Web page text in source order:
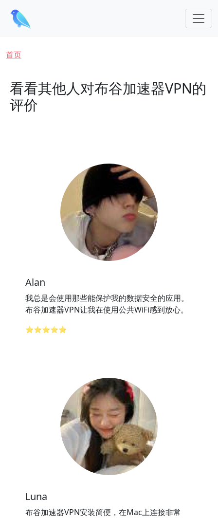
面包屑
首页
看看其他人对布谷加速器VPN的
评价
Alan
我总是会使用那些能保护我的数据安全的应用。
布谷加速器VPN让我在使用公共WiFi感到放心。
⭐⭐⭐⭐⭐
Luna
布谷加速器VPN安装简便，在Mac上连接非常